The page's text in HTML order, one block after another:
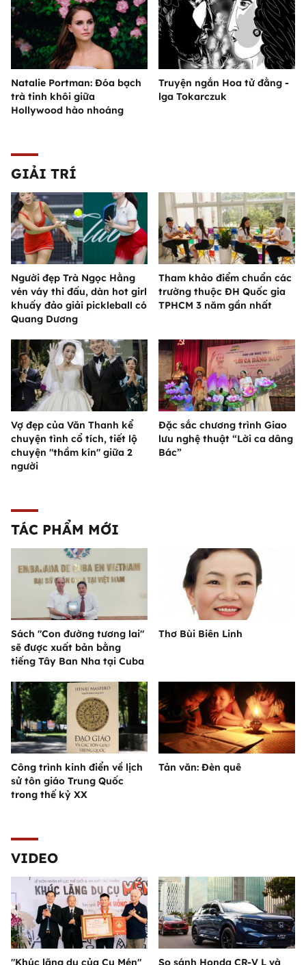
Natalie Portman: Đóa bạch
trà tinh khôi giữa
Hollywood hào nhoáng
Truyện ngắn Hoa tử đằng -
lga Tokarczuk
GIẢI TRÍ
Người đẹp Trà Ngọc Hằng
vén váy thi đấu, dàn hot girl
khuấy đảo giải pickleball có
Quang Dương
Tham khảo điểm chuẩn các
trường thuộc ĐH Quốc gia
TPHCM 3 năm gần nhất
Vợ đẹp của Văn Thanh kể
chuyện tình cổ tích, tiết lộ
chuyện "thầm kín" giữa 2
người
Đặc sắc chương trình Giao
lưu nghệ thuật “Lời ca dâng
Bác”
TÁC PHẨM MỚI
Sách "Con đường tương lai"
sẽ được xuất bản bằng
tiếng Tây Ban Nha tại Cuba
Thơ Bùi Biên Linh
Công trình kinh điển về lịch
sử tôn giáo Trung Quốc
trong thế kỷ XX
Tản văn: Đèn quê
VIDEO
"Khúc lãng du của Cụ Mén"
So sánh Honda CR-V L và